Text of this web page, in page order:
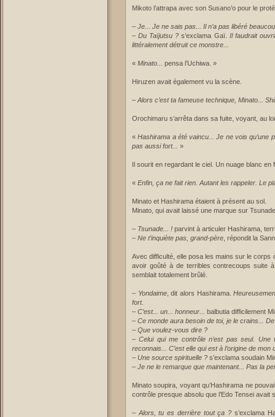
Mikoto l’attrapa avec son Susano’o pour le
– Je... Je ne sais pas... Il n’a pas libéré
–Du Taïjutsu ? s’exclama Gaï. Il faudrait
littéralement détruit ce monstre...
« Minato... pensa l’Uchiwa. »
Hiruzen avait également vu la scène.
– Alors c’est ta fameuse technique, Minato...
Orochimaru s’arrêta dans sa fuite, voyant, au
«Hashirama a été vaincu... Je ne vois qu’une
pas aussi fort...
»
Il sourit en regardant le ciel. Un nuage blanc en
« Enfin, ça ne fait rien. Autant les rappeler. Le
Minato et Hashirama étaient à présent au sol.
Minato, qui avait laissé une marque sur
– Tsunade... ! parvint à articuler Hashirama,
– Ne t’inquiète pas, grand-père , répondit la
Avec difficulté, elle posa les mains sur le corps
avoir goûté à de terribles contrecoups suite
semblait totalement brûlé.
– Yondaime, dit alors Hashirama.
fort.
– C’est... un... honneur...
balbutia difficilement
– Ce monde aura besoin de toi, je le crains...
– Que voulez-vous dire ?
–Celui qui me contrôle n’est pas seul. Une
reconnais... C’est elle qui est à l’origine de mon
– Une source spirituelle ? s’exclama soudain
– Je ne le remarque que maintenant... Pas la
Minato soupira, voyant qu’Hashirama ne
contrôle presque absolu que l’Edo Tensei avait
– Alors, tu es derrière tout ça ? s’exclama